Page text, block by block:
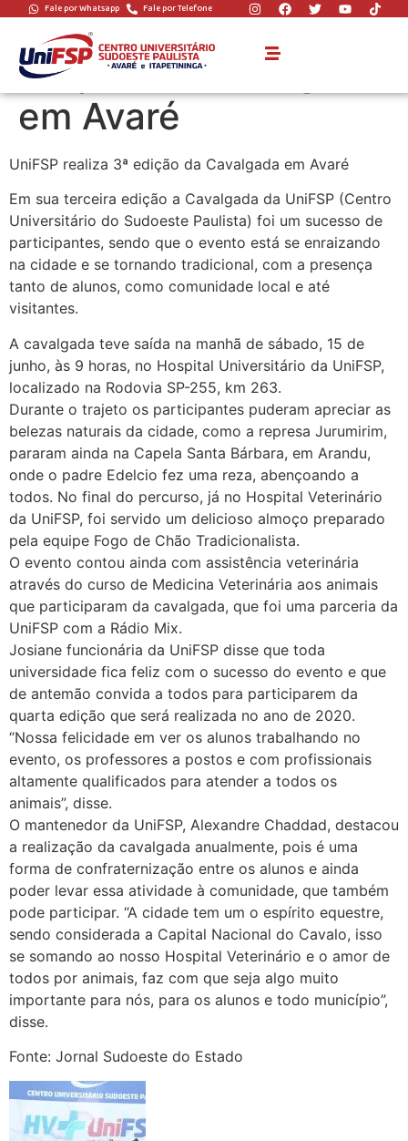
Fale por Whatsapp Fale por Telefone
UniFSP realiza 3ª
edição da Cavalgada
em Avaré
UniFSP realiza 3ª edição da Cavalgada em Avaré
Em sua terceira edição a Cavalgada da UniFSP (Centro
Universitário do Sudoeste Paulista) foi um sucesso de
participantes, sendo que o evento está se enraizando
na cidade e se tornando tradicional, com a presença
tanto de alunos, como comunidade local e até
visitantes.
A cavalgada teve saída na manhã de sábado, 15 de
junho, às 9 horas, no Hospital Universitário da UniFSP,
localizado na Rodovia SP-255, km 263.
Durante o trajeto os participantes puderam apreciar as
belezas naturais da cidade, como a represa Jurumirim,
pararam ainda na Capela Santa Bárbara, em Arandu,
onde o padre Edelcio fez uma reza, abençoando a
todos. No final do percurso, já no Hospital Veterinário
da UniFSP, foi servido um delicioso almoço preparado
pela equipe Fogo de Chão Tradicionalista.
O evento contou ainda com assistência veterinária
através do curso de Medicina Veterinária aos animais
que participaram da cavalgada, que foi uma parceria da
UniFSP com a Rádio Mix.
Josiane funcionária da UniFSP disse que toda
universidade fica feliz com o sucesso do evento e que
de antemão convida a todos para participarem da
quarta edição que será realizada no ano de 2020.
“Nossa felicidade em ver os alunos trabalhando no
evento, os professores a postos e com profissionais
altamente qualificados para atender a todos os
animais”, disse.
O mantenedor da UniFSP, Alexandre Chaddad, destacou
a realização da cavalgada anualmente, pois é uma
forma de confraternização entre os alunos e ainda
poder levar essa atividade à comunidade, que também
pode participar. “A cidade tem um o espírito equestre,
sendo considerada a Capital Nacional do Cavalo, isso
se somando ao nosso Hospital Veterinário e o amor de
todos por animais, faz com que seja algo muito
importante para nós, para os alunos e todo município”,
disse.
Fonte: Jornal Sudoeste do Estado